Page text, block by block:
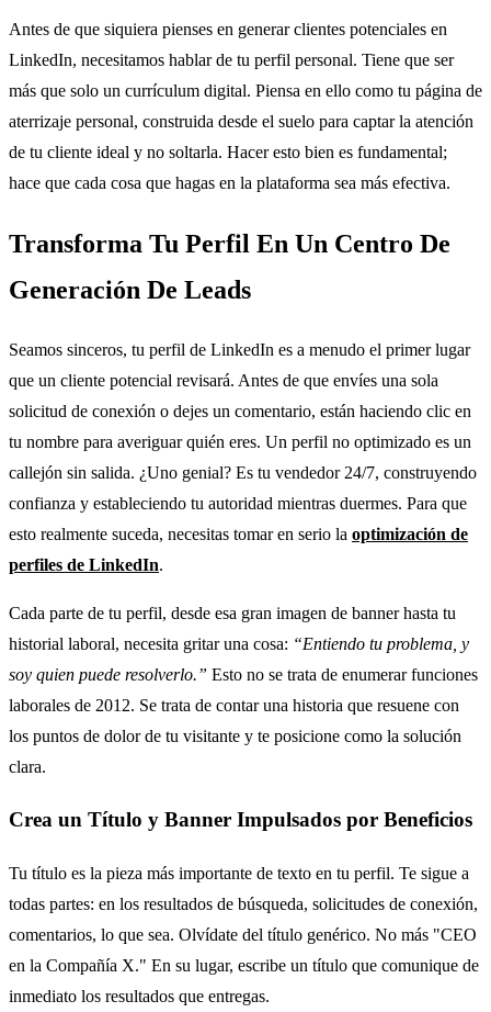
Antes de que siquiera pienses en generar clientes potenciales en
LinkedIn, necesitamos hablar de tu perfil personal. Tiene que ser
más que solo un currículum digital. Piensa en ello como tu página de
aterrizaje personal, construida desde el suelo para captar la atención
de tu cliente ideal y no soltarla. Hacer esto bien es fundamental;
hace que cada cosa que hagas en la plataforma sea más efectiva.
Transforma Tu Perfil En Un Centro De
Generación De Leads
Seamos sinceros, tu perfil de LinkedIn es a menudo el primer lugar
que un cliente potencial revisará. Antes de que envíes una sola
solicitud de conexión o dejes un comentario, están haciendo clic en
tu nombre para averiguar quién eres. Un perfil no optimizado es un
callejón sin salida. ¿Uno genial? Es tu vendedor 24/7, construyendo
confianza y estableciendo tu autoridad mientras duermes. Para que
esto realmente suceda, necesitas tomar en serio la optimización de
perfiles de LinkedIn.
Cada parte de tu perfil, desde esa gran imagen de banner hasta tu
historial laboral, necesita gritar una cosa: “Entiendo tu problema, y
soy quien puede resolverlo.” Esto no se trata de enumerar funciones
laborales de 2012. Se trata de contar una historia que resuene con
los puntos de dolor de tu visitante y te posicione como la solución
clara.
Crea un Título y Banner Impulsados por Beneficios
Tu título es la pieza más importante de texto en tu perfil. Te sigue a
todas partes: en los resultados de búsqueda, solicitudes de conexión,
comentarios, lo que sea. Olvídate del título genérico. No más "CEO
en la Compañía X." En su lugar, escribe un título que comunique de
inmediato los resultados que entregas.